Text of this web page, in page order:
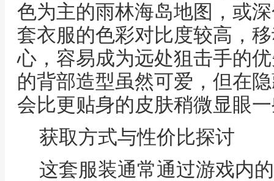
色为主的雨林海岛地图，或
套衣服的色彩对比度较高，
心，容易成为远处狙击手的
的背部造型虽然可爱，但在
会比更贴身的皮肤稍微显眼
获取方式与性价比探讨
这套服装通常通过游戏内